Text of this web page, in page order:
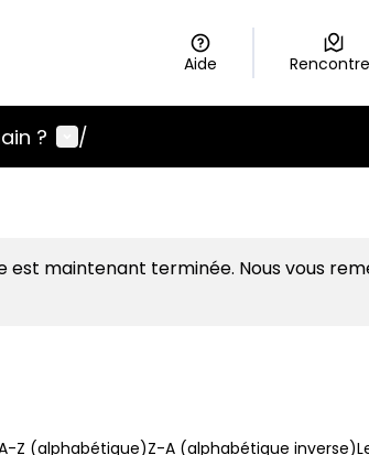
Aide
? Menu utilisateur
/
est maintenant terminée. Nous vous
Z (alphabétique)Z-A (alphabétique inverse)